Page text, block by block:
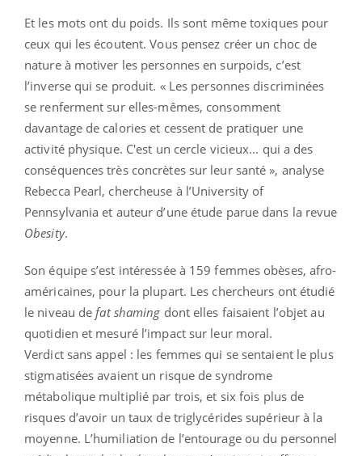
Et les mots ont du poids. Ils sont même toxiques pour
ceux qui les écoutent. Vous pensez créer un choc de
nature à motiver les personnes en surpoids, c’est
l’inverse qui se produit. « Les personnes discriminées
se renferment sur elles-mêmes, consomment
davantage de calories et cessent de pratiquer une
activité physique. C'est un cercle vicieux... qui a des
conséquences très concrètes sur leur santé », analyse
Rebecca Pearl, chercheuse à l’University of
Pennsylvania et auteur d’une étude parue dans la revue
Obesity.
Son équipe s’est intéressée à 159 femmes obèses, afro-
américaines, pour la plupart. Les chercheurs ont étudié
le niveau de fat shaming dont elles faisaient l’objet au
quotidien et mesuré l’impact sur leur moral.
Verdict sans appel : les femmes qui se sentaient le plus
stigmatisées avaient un risque de syndrome
métabolique multiplié par trois, et six fois plus de
risques d’avoir un taux de triglycérides supérieur à la
moyenne. L’humiliation de l’entourage ou du personnel